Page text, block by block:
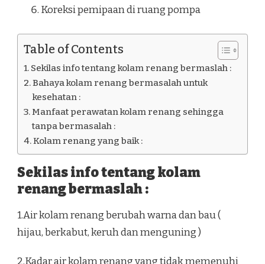
Koreksi pemipaan di ruang pompa
Table of Contents
Sekilas info tentang kolam renang bermaslah :
Bahaya kolam renang bermasalah untuk
kesehatan :
Manfaat perawatan kolam renang sehingga
tanpa bermasalah :
Kolam renang yang baik :
Sekilas info tentang kolam
renang bermaslah :
1.Air kolam renang berubah warna dan bau (
hijau, berkabut, keruh dan menguning )
2.Kadar air kolam renang yang tidak memenuhi